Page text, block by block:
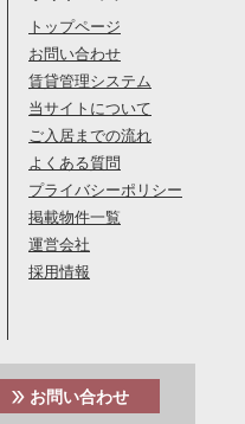
トップページ
お問い合わせ
賃貸管理システム
当サイトについて
ご入居までの流れ
よくある質問
プライバシーポリシー
掲載物件一覧
運営会社
採用情報
お問い合わせ